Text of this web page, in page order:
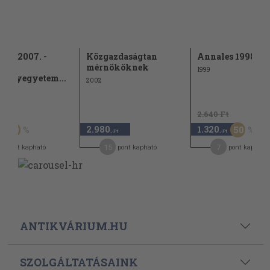
2007. -
50
pont kapható
Közgazdaságtan
mérnököknek
2002
2.980 ,-Ft
pont kapható
Annales 1998
1999
2.640 Ft
1.320 ,-Ft 50
pont kapható
ANTIKVÁRIUM.HU
SZOLGÁLTATÁSAINK